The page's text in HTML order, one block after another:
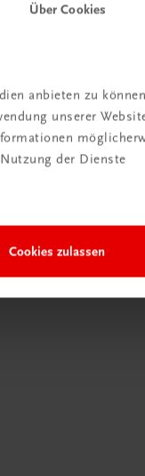
Über Cookies
anbieten zu
unserer
der Dienste
Cookies zulassen